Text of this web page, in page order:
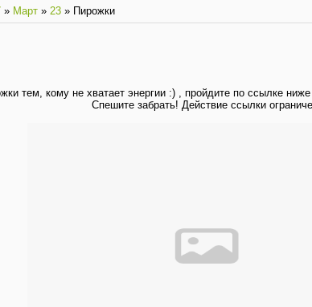
» Март » 23 » Пирожки
тем, кому не хватает энергии :) , пройдите по ссылке
Спешите забрать! Действие ссылки